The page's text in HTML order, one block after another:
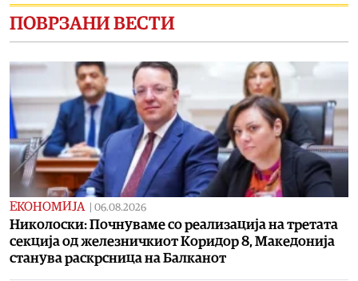
ПОВРЗАНИ ВЕСТИ
ЕКОНОМИЈА 06.08.2026
Николоски: Почнуваме со реализација на третата
секција од железничкиот Коридор 8, Македонија
станува раскрсница на Балканот